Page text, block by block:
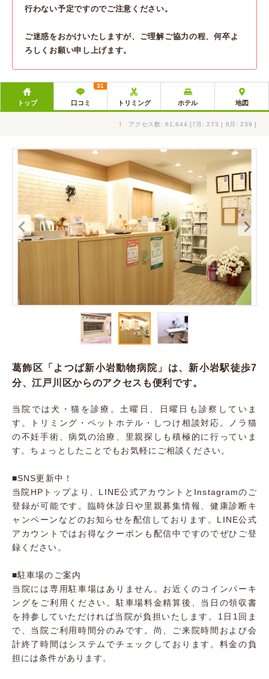
行わない予定ですのでご注意ください。
ご迷惑をおかけいたしますが、ご理解ご協力の程、何卒よ
ろしくお願い申し上げます。
トップ 口コミ
31
トリミング ホテル 地図
↑ アクセス数: 61,644 [7月: 273 | 6月: 239 ]
葛飾区「よつば新小岩動物病院」は、新小岩駅徒歩7
分、江戸川区からのアクセスも便利です。
当院では犬・猫を診療。土曜日、日曜日も診察していま
す。トリミング・ペットホテル・しつけ相談対応。ノラ猫
の不妊手術、病気の治療、里親探しも積極的に行っていま
す。ちょっとしたことでもお気軽にご相談ください。
■SNS更新中！
当院HPトップより、LINE公式アカウントとInstagramのご
登録が可能です。臨時休診日や里親募集情報、健康診断キ
ャンペーンなどのお知らせを配信しております。LINE公式
アカウントではお得なクーポンも配信中ですのでぜひご登
録ください。
■駐車場のご案内
当院には専用駐車場はありません。お近くのコインパーキ
ングをご利用ください。駐車場料金精算後、当日の領収書
を持参していただければ当院が負担いたします。1日1回ま
で、当院ご利用時間分のみです。尚、ご来院時間および会
計終了時間はシステムでチェックしております。料金の負
担には条件があります。